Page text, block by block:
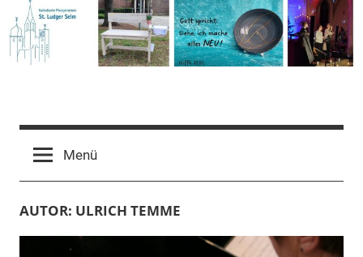
Inhalt
springen
Pfarrgemeinde
St.
Ludger
Selm
Menü
AUTOR: ULRICH TEMME